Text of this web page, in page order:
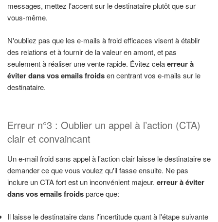
messages, mettez l'accent sur le destinataire plutôt que sur
vous-même.
N'oubliez pas que les e-mails à froid efficaces visent à établir
des relations et à fournir de la valeur en amont, et pas
seulement à réaliser une vente rapide. Évitez celaerreur à
éviter dans vos emails froidsen centrant vos e-mails sur le
destinataire.
Erreur n°3 : Oublier un appel à l’action (CTA)
clair et convaincant
Un e-mail froid sans appel à l'action clair laisse le destinataire se
demander ce que vous voulez qu'il fasse ensuite. Ne pas
inclure un CTA fort est un inconvénient majeur. erreur à éviter
dans vos emails froidsparce que:
Il laisse le destinataire dans l'incertitude quant à l'étape suivante